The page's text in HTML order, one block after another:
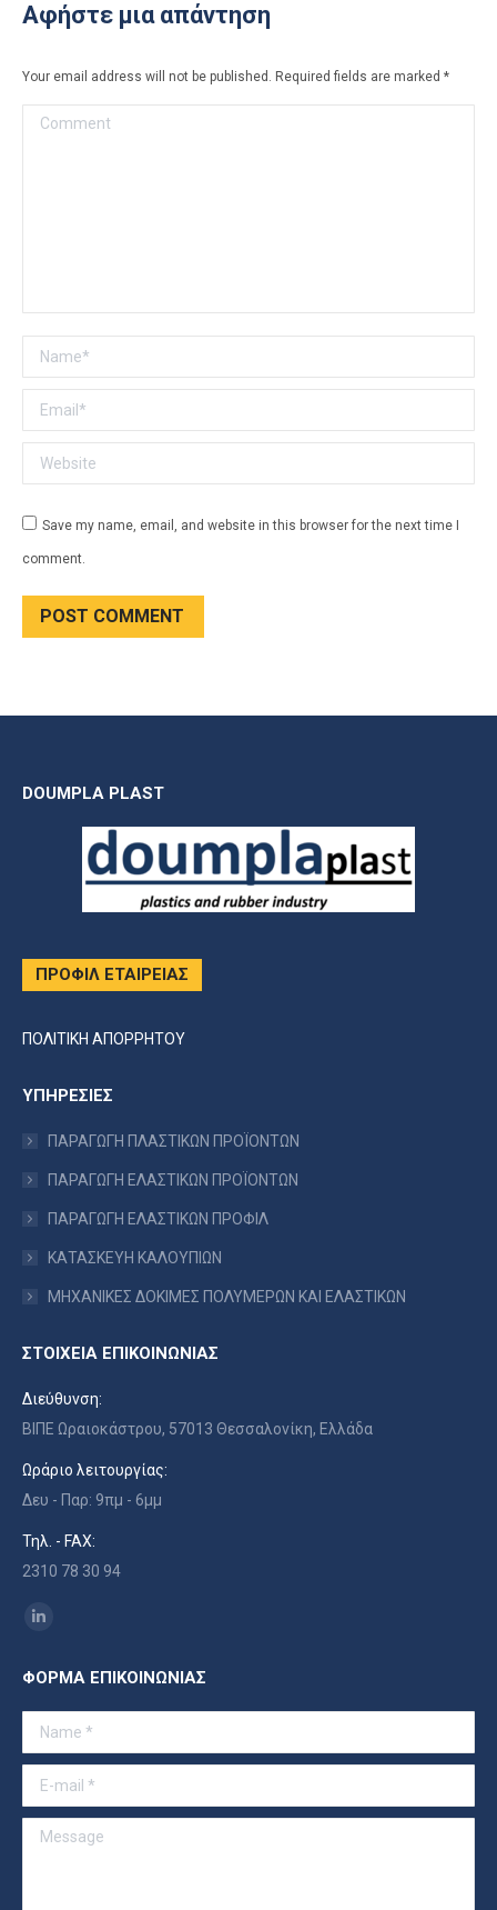
Αφήστε μια απάντηση
Your email address will not be published. Required fields are marked *
Comment
Name *
Email *
Website
Save my name, email, and website in this browser for the next time I
comment.
POST COMMENT
DOUMPLA PLAST
ΠΡΟΦΙΛ ΕΤΑΙΡΕΙΑΣ
ΠΟΛΙΤΙΚΗ ΑΠΟΡΡΗΤΟΥ
ΥΠΗΡΕΣΙΕΣ
ΠΑΡΑΓΩΓΗ ΠΛΑΣΤΙΚΩΝ ΠΡΟΪΟΝΤΩΝ
ΠΑΡΑΓΩΓΗ ΕΛΑΣΤΙΚΩΝ ΠΡΟΪΟΝΤΩΝ
ΠΑΡΑΓΩΓΗ ΕΛΑΣΤΙΚΩΝ ΠΡΟΦΙΛ
ΚΑΤΑΣΚΕΥΗ ΚΑΛΟΥΠΙΩΝ
ΜΗΧΑΝΙΚΕΣ ΔΟΚΙΜΕΣ ΠΟΛΥΜΕΡΩΝ ΚΑΙ ΕΛΑΣΤΙΚΩΝ
ΣΤΟΙΧΕΙΑ ΕΠΙΚΟΙΝΩΝΙΑΣ
Διεύθυνση:
ΒΙΠΕ Ωραιοκάστρου, 57013 Θεσσαλονίκη, Ελλάδα
Ωράριο λειτουργίας:
Δευ - Παρ: 9πμ - 6μμ
Τηλ. - FAX:
2310 78 30 94
Find us on:
opens
in
ΦΟΡΜΑ ΕΠΙΚΟΙΝΩΝΙΑΣ
Name *
E-mail *
Message